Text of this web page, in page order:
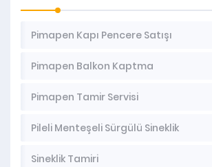
Pimapen Kapı Pencere Satışı
Pimapen Balkon Kaptma
Pimapen Tamir Servisi
Pileli Menteşeli Sürgülü Sineklik
Sineklik Tamiri